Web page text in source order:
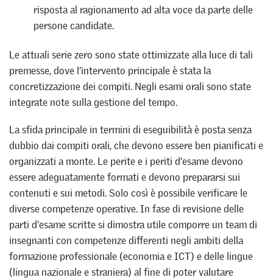
risposta al ragionamento ad alta voce da parte delle
persone candidate.
Le attuali serie zero sono state ottimizzate alla luce di tali
premesse, dove l’intervento principale è stata la
concretizzazione dei compiti. Negli esami orali sono state
integrate note sulla gestione del tempo.
La sfida principale in termini di eseguibilità è posta senza
dubbio dai compiti orali, che devono essere ben pianificati e
organizzati a monte. Le perite e i periti d’esame devono
essere adeguatamente formati e devono prepararsi sui
contenuti e sui metodi. Solo così è possibile verificare le
diverse competenze operative. In fase di revisione delle
parti d’esame scritte si dimostra utile comporre un team di
insegnanti con competenze differenti negli ambiti della
formazione professionale (economia e ICT) e delle lingue
(lingua nazionale e straniera) al fine di poter valutare